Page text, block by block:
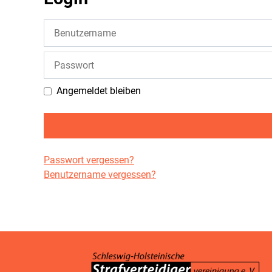
Angemeldet bleiben
Passwort vergessen?
Benutzername vergessen?